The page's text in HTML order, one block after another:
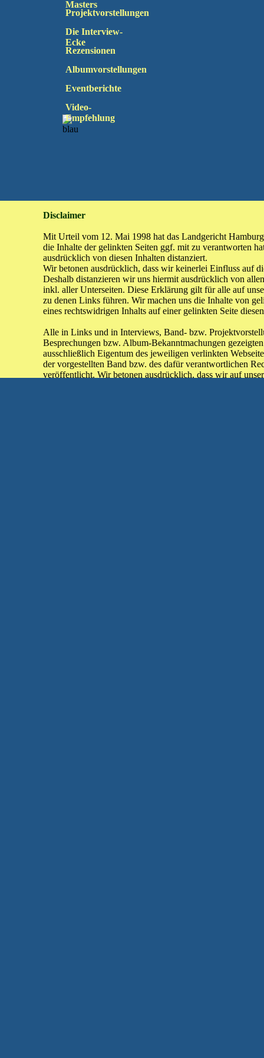
Masters
Projektvorstellungen
Die Interview-
Ecke
Rezensionen
Albumvorstellungen
Eventberichte
Video-
Empfehlung
Disclaimer
Mit Urteil vom 12. Mai 1998 hat das Landgericht
die Inhalte der gelinkten Seiten ggf. mit zu verantworten
ausdrücklich von diesen Inhalten distanziert.
Wir betonen ausdrücklich, dass wir keinerlei Einfluss auf
Deshalb distanzieren wir uns hiermit ausdrücklich von
inkl. aller Unterseiten. Diese Erklärung gilt für alle auf
zu denen Links führen. Wir machen uns die Inhalte von
eines rechtswidrigen Inhalts auf einer gelinkten Seite
Alle in Links und in Interviews, Band- bzw.
Besprechungen bzw. Album-Bekanntmachungen
ausschließlich Eigentum des jeweiligen verlinkten
der vorgestellten Band bzw. des dafür verantwortlichen
veröffentlicht. Wir betonen ausdrücklich, dass wir auf
Impressum| Datenschutz|